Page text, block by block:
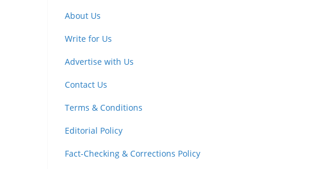
About Us
Write for Us
Advertise with Us
Contact Us
Terms & Conditions
Editorial Policy
Fact-Checking & Corrections Policy